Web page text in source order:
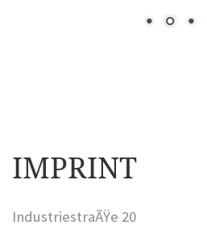
IMPRINT
IndustriestraÃŸe 20